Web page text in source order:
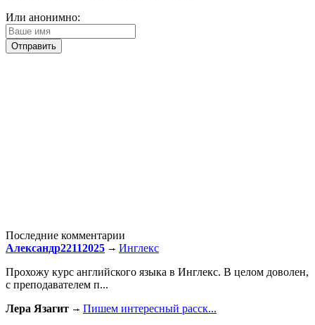
Или анонимно:
Последние комментарии
Александр22112025
Инглекс
Прохожу курс английского языка в Инглекс. В целом доволен,
с преподавателем п...
Лера Язагит
Пишем интересный расск...